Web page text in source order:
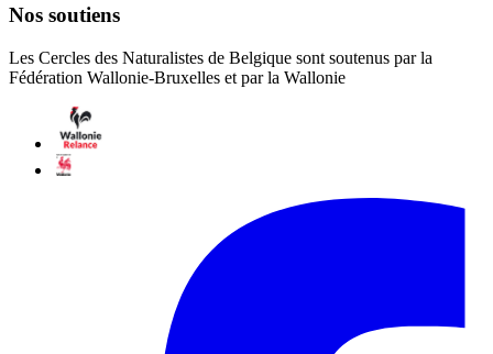
Nos soutiens
Les Cercles des Naturalistes de Belgique sont soutenus par la
Fédération Wallonie-Bruxelles et par la Wallonie